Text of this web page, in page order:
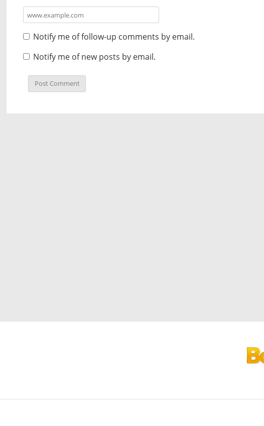
Notify me of follow-up comments by email.
Notify me of new posts by email.